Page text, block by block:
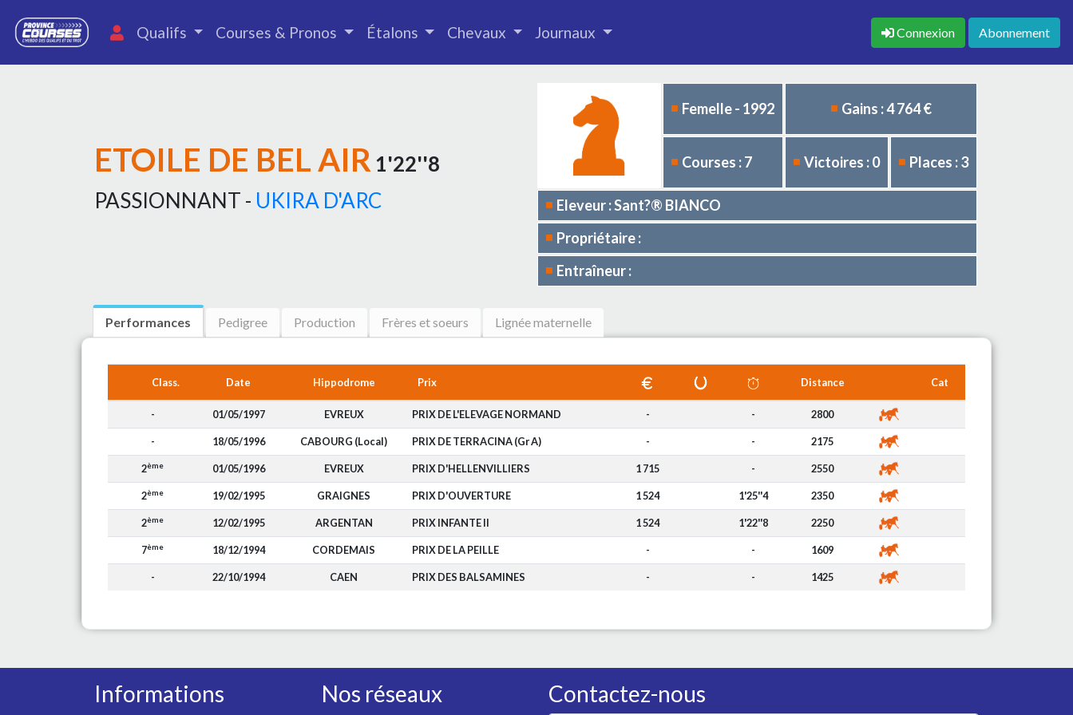
Qualifs Courses & Pronos Étalons Chevaux Journaux Connexion Abonnement
ETOILE DE BEL AIR 1'22''8
PASSIONNANT - UKIRA D'ARC
Femelle - 1992 Gains : 4 764 €
Courses : 7 Victoires : 0 Places : 3
Eleveur : Sant?® BIANCO
Propriétaire :
Entraîneur :
Performances Pedigree Production Frères et soeurs Lignée maternelle
Class. Date Hippodrome Prix Distance Cat
- 01/05/1997 EVREUX PRIX DE L'ELEVAGE NORMAND - - 2800
- 18/05/1996 CABOURG (Local) PRIX DE TERRACINA (Gr A) - - 2175
2ème 01/05/1996 EVREUX PRIX D'HELLENVILLIERS 1 715 - 2550
2ème 19/02/1995 GRAIGNES PRIX D'OUVERTURE 1 524 1'25''4 2350
2ème 12/02/1995 ARGENTAN PRIX INFANTE II 1 524 1'22''8 2250
7ème 18/12/1994 CORDEMAIS PRIX DE LA PEILLE - - 1609
- 22/10/1994 CAEN PRIX DES BALSAMINES - - 1425
Informations Nos réseaux Contactez-nous